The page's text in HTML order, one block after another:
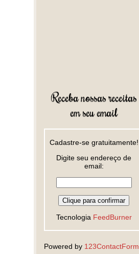
Receba nossas receitas
em seu email
Cadastre-se gratuitamente!
Digite seu endereço de
email:
Tecnologia FeedBurner
Powered by 123ContactForm